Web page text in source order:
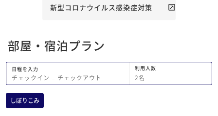
新型コロナウイルス感染症対策
部屋・宿泊プラン
日程を入力
チェックイン − チェックアウト
利用人数
2名
しぼりこみ